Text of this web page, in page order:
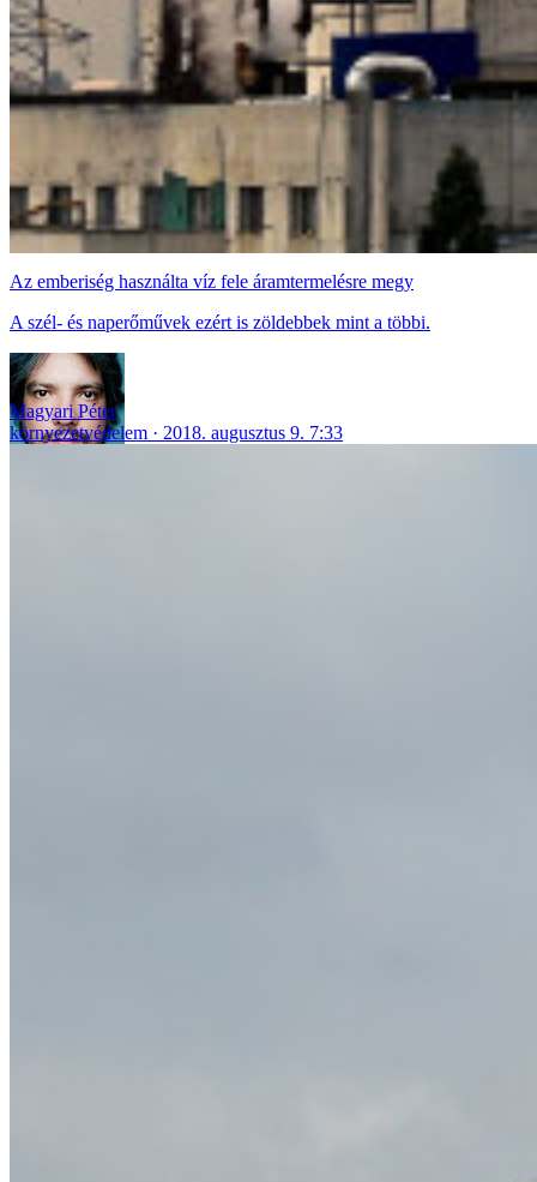
Az emberiség használta víz fele áramtermelésre megy
A szél- és naperőművek ezért is zöldebbek mint a többi.
Magyari Péter
környezetvédelem
2018. augusztus 9. 7:33